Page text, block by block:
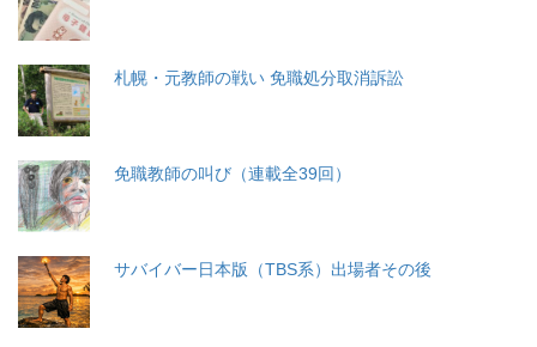
札幌・元教師の戦い 免職処分取消訴訟
免職教師の叫び（連載全39回）
サバイバー日本版（TBS系）出場者その後